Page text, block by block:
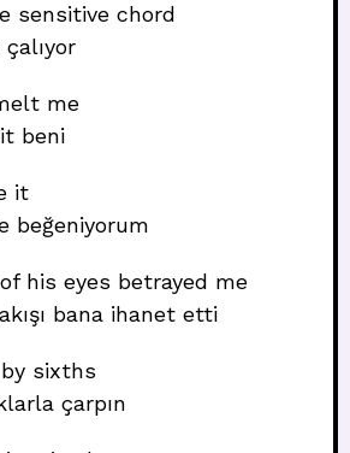
sensitive chord
me
beni
it
beğeniyorum
his eyes betrayed me
bana ihanet etti
sixths
çarpın